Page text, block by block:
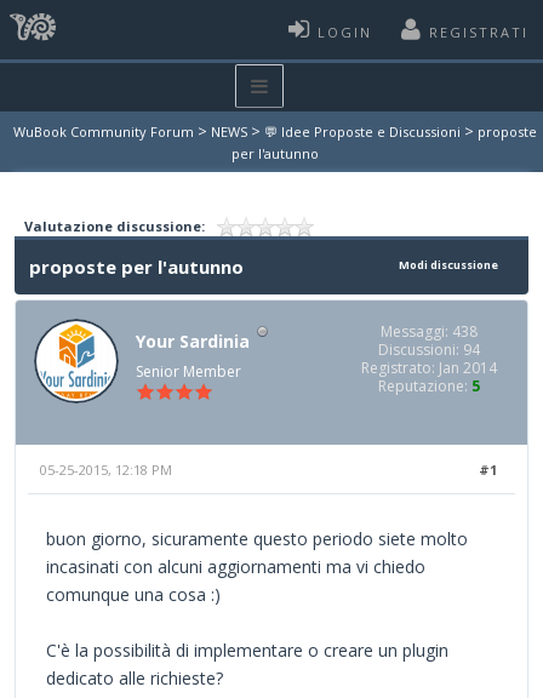
LOGIN REGISTRATI
WuBook Community Forum > NEWS > 💬 Idee Proposte e Discussioni > proposte
per l'autunno
Valutazione discussione:
Modi discussione
proposte per l'autunno
Your Sardinia
Senior Member
Messaggi: 438
Discussioni: 94
Registrato: Jan 2014
Reputazione: 5
#1
05-25-2015, 12:18 PM
buon giorno, sicuramente questo periodo siete molto
incasinati con alcuni aggiornamenti ma vi chiedo
comunque una cosa :)
C'è la possibilità di implementare o creare un plugin
dedicato alle richieste?